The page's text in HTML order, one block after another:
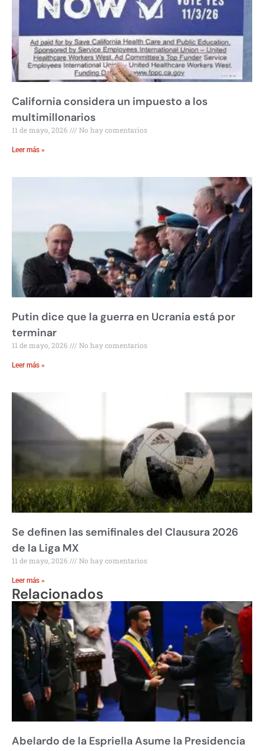
California considera un impuesto a los
multimillonarios
11 de mayo, 2026 No hay comentarios
Leer más »
Putin dice que la guerra en Ucrania está por
terminar
11 de mayo, 2026 No hay comentarios
Leer más »
Se definen las semifinales del Clausura 2026
de la Liga MX
11 de mayo, 2026 No hay comentarios
Leer más »
Relacionados
Abelardo de la Espriella Asume la Presidencia